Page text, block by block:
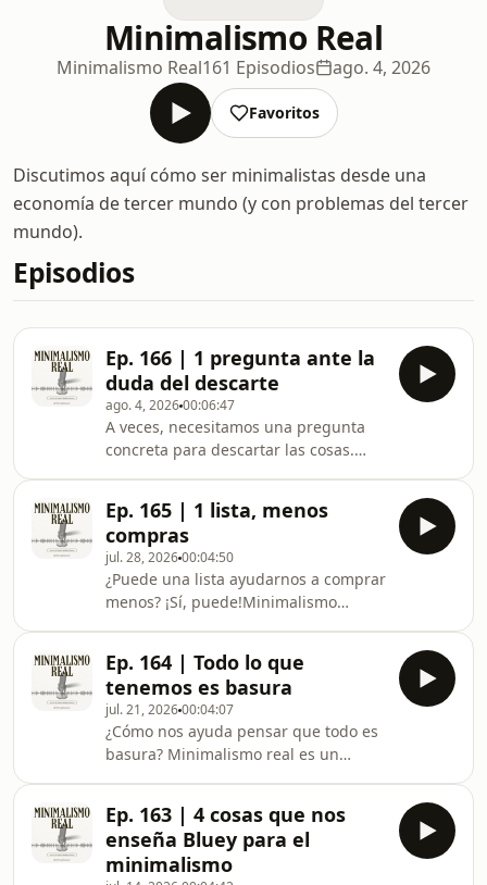
Minimalismo Real
Minimalismo Real161 Episodios ago. 4, 2026
Favoritos
Discutimos aquí cómo ser minimalistas desde una
economía de tercer mundo (y con problemas del tercer
mundo).
Episodios
Ep. 166 | 1 pregunta ante la
duda del descarte
ago. 4, 202600:06:47
A veces, necesitamos una pregunta
concreta para descartar las cosas.
minimalismo en medio de la
incertidumbre de la economía
constantemente inestable de un país
latinoamericano. Podés ver la
transcripción
en ⁠⁠⁠⁠⁠⁠⁠⁠⁠⁠⁠⁠www.minimalismoreal.com.arAhora
también podemos intercambiar ideas
a través del
correo: ⁠⁠⁠⁠⁠⁠⁠⁠⁠⁠⁠⁠hola@minimalismoreal
Ep. 165 | 1 lista, menos
compras
jul. 28, 202600:04:50
¿Puede una lista ayudarnos a comprar
menos? ¡Sí, puede!Minimalismo
de la incertidumbre de la economía
constantemente inestable de un país
latinoamericano. Podés ver la
transcripción
en ⁠⁠⁠⁠⁠⁠⁠⁠⁠⁠⁠⁠www.minimalismoreal.com.arAhora
también podemos intercambiar ideas
a través del
correo: ⁠⁠⁠⁠⁠⁠⁠⁠⁠⁠⁠⁠hola@minimalismoreal.com.ar⁠⁠⁠⁠⁠⁠⁠
Ep. 164 | Todo lo que
tenemos es basura
jul. 21, 202600:04:07
¿Cómo nos ayuda pensar que todo es
basura? Minimalismo real es un
incertidumbre de la economía
constantemente inestable de un país
latinoamericano. Podés ver la
Ep. 163 | 4 cosas que nos
enseña Bluey para el
minimalismo